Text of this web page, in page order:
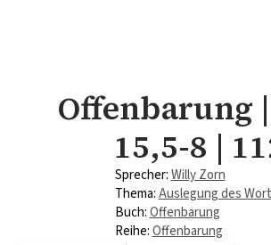
Offenbarung
15,5-8 |
Sprecher: Willy Zorn
Thema: Auslegung des
Buch: Offenbarung
Reihe: Offenbarung